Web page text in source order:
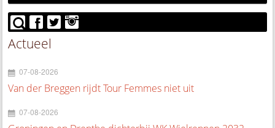
Actueel
07-08-2026
Van der Breggen rijdt Tour Femmes niet uit
07-08-2026